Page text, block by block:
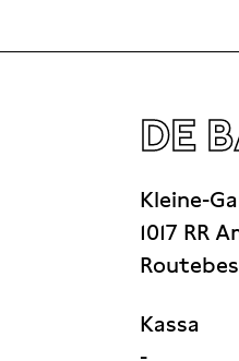
DE
Kleine-
1017 RR
Kassa